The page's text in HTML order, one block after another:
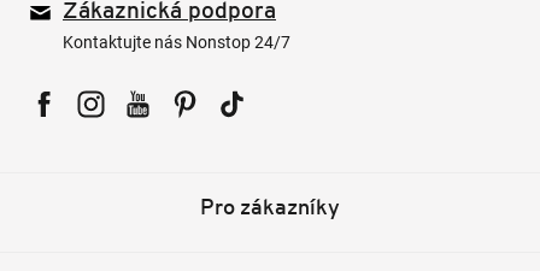
Zákaznická podpora
Kontaktujte nás Nonstop 24/7
Pro zákazníky